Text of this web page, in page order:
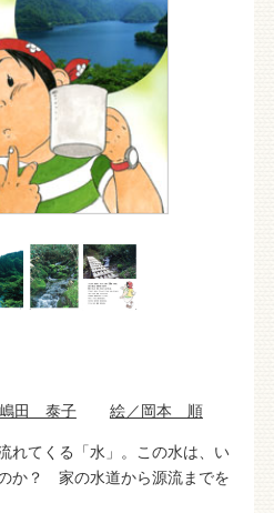
田 泰子 絵／岡本 順
れてくる「水」。この水は、い
か？ 家の水道から源流までを